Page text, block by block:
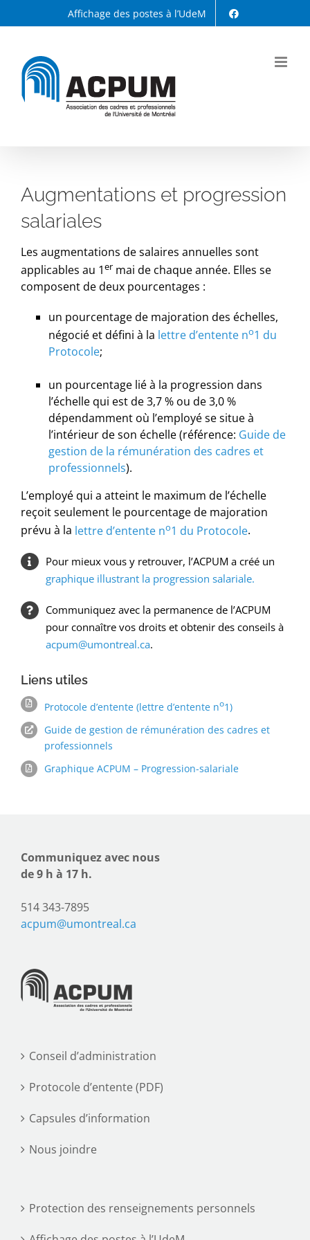
au
Affichage des postes à l’UdeM
Augmentations et progression
salariales
Les augmentations de salaires annuelles sont
applicables au 1er mai de chaque année. Elles se
composent de deux pourcentages :
un pourcentage de majoration des échelles,
négocié et défini à la lettre d’entente no1 du
Protocole;
un pourcentage lié à la progression dans
l’échelle qui est de 3,7 % ou de 3,0 %
dépendamment où l’employé se situe à
l’intérieur de son échelle (référence: Guide de
gestion de la rémunération des cadres et
professionnels).
L’employé qui a atteint le maximum de l’échelle
reçoit seulement le pourcentage de majoration
prévu à la lettre d’entente no1 du Protocole.
Pour mieux vous y retrouver, l’ACPUM a créé un
graphique illustrant la progression salariale.
Communiquez avec la permanence de l’ACPUM
pour connaître vos droits et obtenir des conseils à
acpum@umontreal.ca.
Liens utiles
Protocole d’entente (lettre d’entente no1)
Guide de gestion de rémunération des cadres et
professionnels
Graphique ACPUM – Progression-salariale
Communiquez avec nous
de 9 h à 17 h.
514 343-7895
acpum@umontreal.ca
Conseil d’administration
Protocole d’entente (PDF)
Capsules d’information
Nous joindre
Protection des renseignements personnels